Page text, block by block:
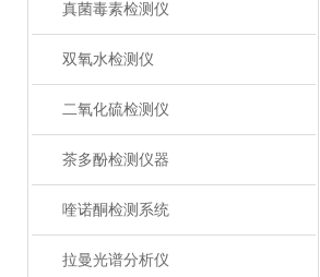
真菌毒素检测仪
双氧水检测仪
二氧化硫检测仪
茶多酚检测仪器
喹诺酮检测系统
拉曼光谱分析仪